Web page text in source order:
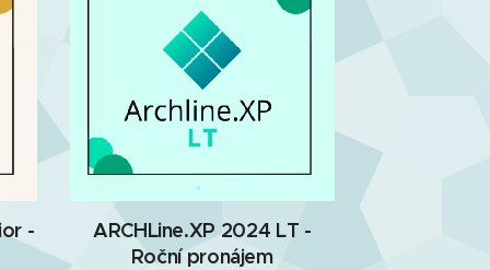
-
ARCHLine.XP 2024 LT -
Roční pronájem